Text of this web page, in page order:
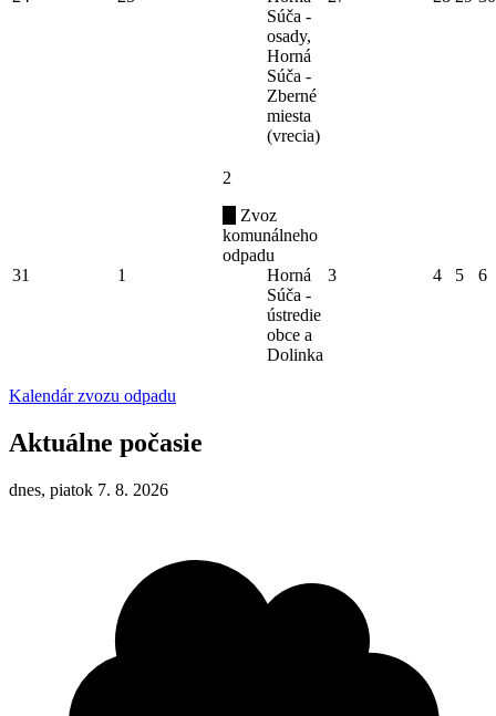
Súča -
osady,
Horná
Súča -
Zberné
miesta
(vrecia)
31 1
2
Zvoz
komunálneho
odpadu
Horná
Súča -
ústredie
obce a
Dolinka
3 4 5 6
Kalendár zvozu odpadu
Aktuálne počasie
dnes, piatok 7. 8. 2026